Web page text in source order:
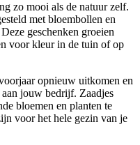
zo mooi als de natuur zelf.
met bloembollen en
geschenken groeien
voor kleur in de tuin of op
opnieuw uitkomen en
jouw bedrijf. Zaadjes
bloemen en planten te
voor het hele gezin van je